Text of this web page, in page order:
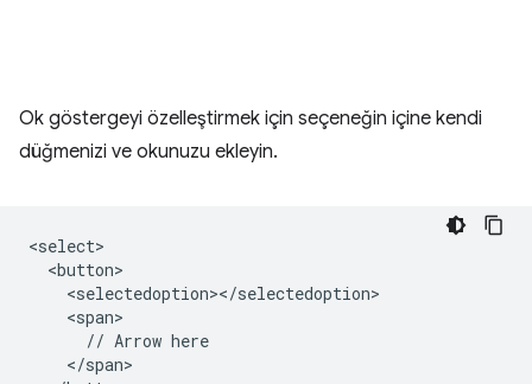
Ok göstergeyi özelleştirmek için seçeneğin içine kendi
düğmenizi ve okunuzu ekleyin.
<select>
  <button>
    <selectedoption></selectedoption>
    <span>
      // Arrow here
    </span>